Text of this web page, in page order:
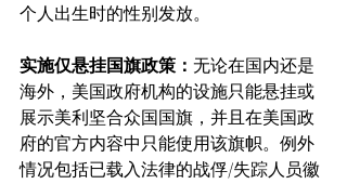
个人出生时的性别发放。
实施仅悬挂国旗政策： 无论在国内还是
海外，美国政府机构的设施只能悬挂或
展示美利坚合众国国旗，并且在美国政
府的官方内容中只能使用该旗帜。例外
情况包括已载入法律的战俘/失踪人员徽